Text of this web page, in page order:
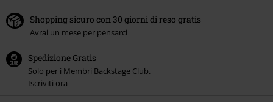
Shopping sicuro con 30 giorni di reso gratis
Avrai un mese per pensarci
Spedizione Gratis
Solo per i Membri Backstage Club.
Iscriviti ora